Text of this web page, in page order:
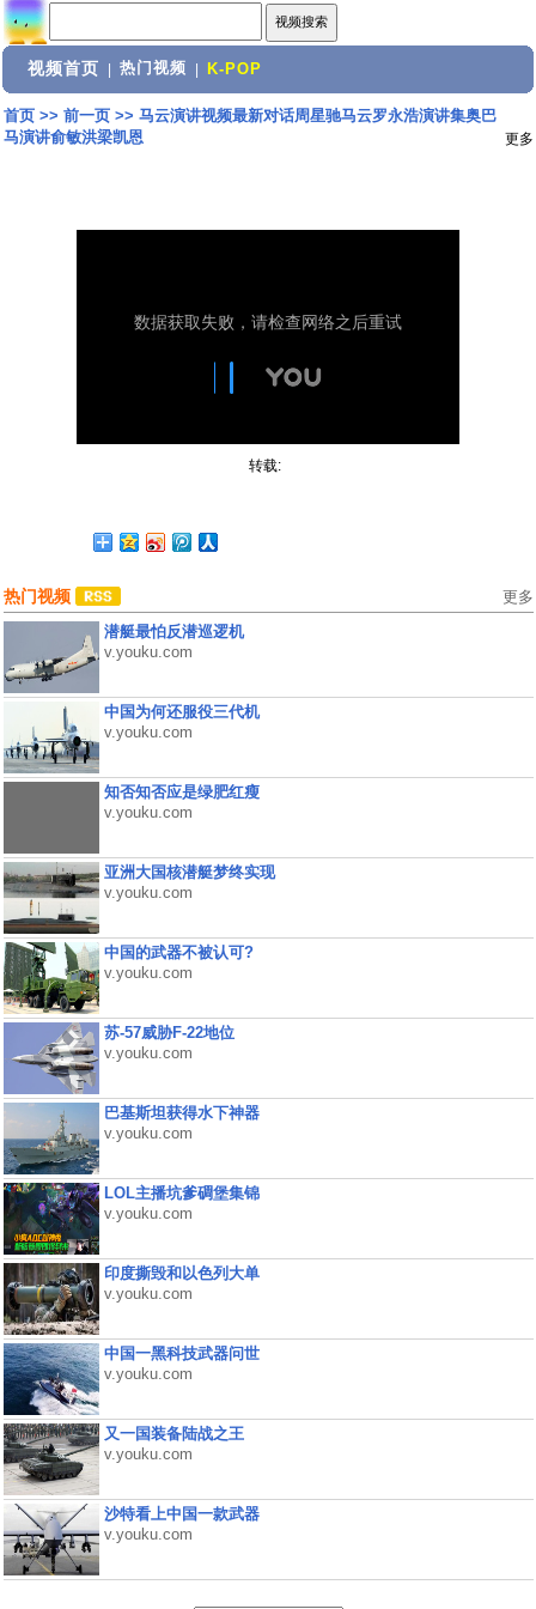
视频首页 热门视频 K-POP
首页>> 前一页>> 马云演讲视频最新对话周星驰马云罗永浩演讲集奥巴
马演讲俞敏洪梁凯恩
更多
转载:
热门视频 更多
潜艇最怕反潜巡逻机
v.youku.com
中国为何还服役三代机
v.youku.com
知否知否应是绿肥红瘦
v.youku.com
亚洲大国核潜艇梦终实现
v.youku.com
中国的武器不被认可?
v.youku.com
苏-57威胁F-22地位
v.youku.com
巴基斯坦获得水下神器
v.youku.com
LOL主播坑爹碉堡集锦
v.youku.com
印度撕毁和以色列大单
v.youku.com
中国一黑科技武器问世
v.youku.com
又一国装备陆战之王
v.youku.com
沙特看上中国一款武器
v.youku.com